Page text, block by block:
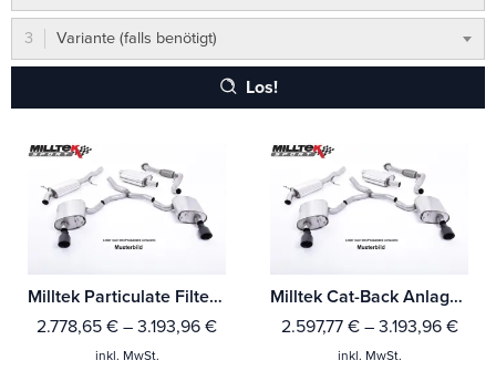
Variante (falls benötigt)
Los!
Milltek Particulate Filter-back Audi TT Mk3 TTRS 2.5TFSI Quattro (OPF/GPF Modelle)
2.778,65 € – 3.193,96 €
inkl. MwSt.
Milltek Cat-Back Anlage Audi TT Mk3 TTRS 2.5TFSI Quattro (Ohne-OPF/GPF Modelle)
2.597,77 €– 3.193,96 €
inkl. MwSt.